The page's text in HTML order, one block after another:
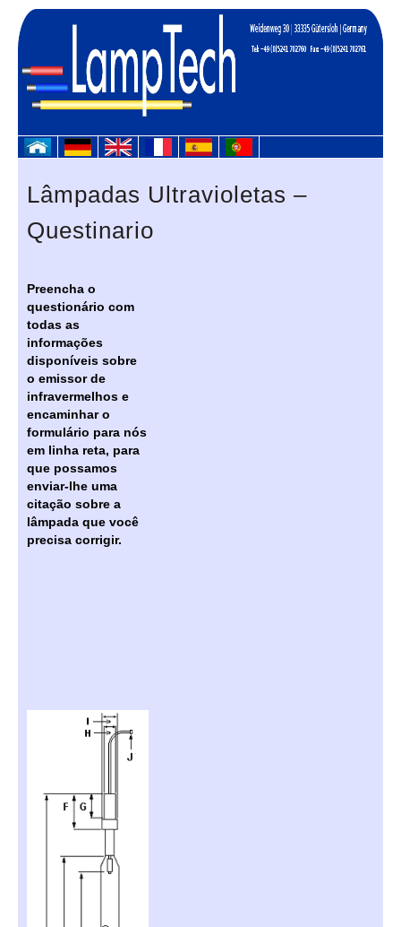
Lâmpadas Ultravioletas –
Questinario
Preencha o
questionário com
todas as
informações
disponíveis sobre
o emissor de
infravermelhos e
encaminhar o
formulário para nós
em linha reta, para
que possamos
enviar-lhe uma
citação sobre a
lâmpada que você
precisa corrigir.